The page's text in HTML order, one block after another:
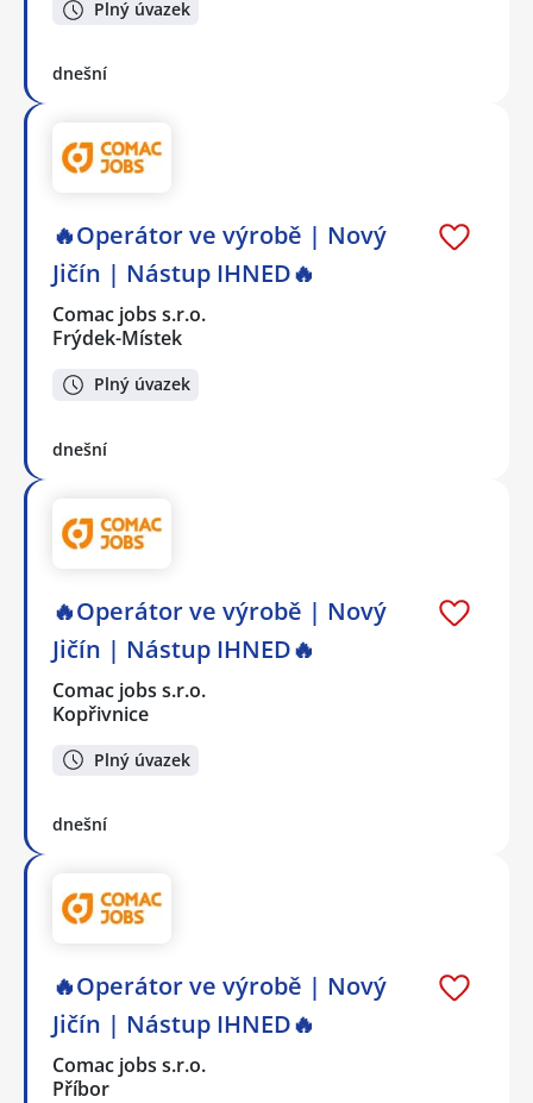
Plný úvazek
dnešní
🔥Operátor ve výrobě | Nový
Jičín | Nástup IHNED🔥
Comac jobs s.r.o.
Frýdek-Místek
Plný úvazek
dnešní
🔥Operátor ve výrobě | Nový
Jičín | Nástup IHNED🔥
Comac jobs s.r.o.
Kopřivnice
Plný úvazek
dnešní
🔥Operátor ve výrobě | Nový
Jičín | Nástup IHNED🔥
Comac jobs s.r.o.
Příbor